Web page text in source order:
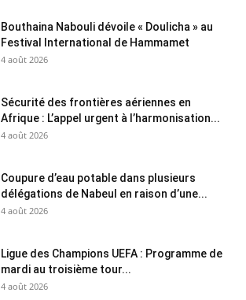
Bouthaina Nabouli dévoile « Doulicha » au
Festival International de Hammamet
4 août 2026
Sécurité des frontières aériennes en
Afrique : L’appel urgent à l’harmonisation...
4 août 2026
Coupure d’eau potable dans plusieurs
délégations de Nabeul en raison d’une...
4 août 2026
Ligue des Champions UEFA : Programme de
mardi au troisième tour...
4 août 2026